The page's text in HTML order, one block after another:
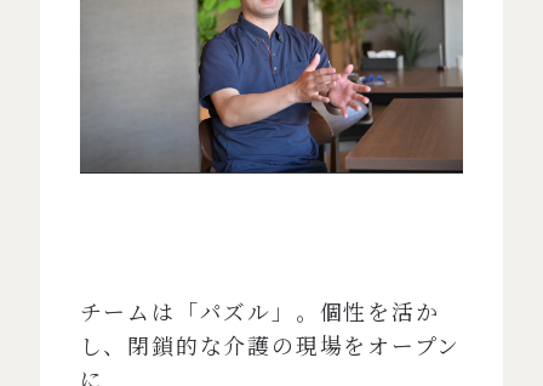
チームは「パズル」。個性を活か
し、閉鎖的な介護の現場をオープン